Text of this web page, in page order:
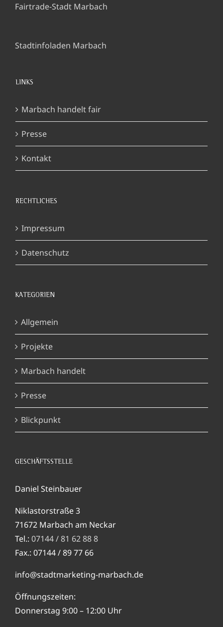
Fairtrade-Stadt Marbach
Stadtinfoladen Marbach
LINKS
Marbach handelt fair
Presse
Kontakt
RECHTLICHES
Impressum
Datenschutz
KATEGORIEN
Allgemein
Projekte
Marbach handelt
Presse
Blickpunkt
GESCHÄFTSSTELLE
Daniel Steinbauer
Niklastorstraße 3
71672 Marbach am Neckar
Tel.: 07144 / 81 62 88 8
Fax.: 07144 / 89 77 66
info@stadtmarketing-marbach.de
Öffnungszeiten:
Donnerstag 9:00 – 12:00 Uhr